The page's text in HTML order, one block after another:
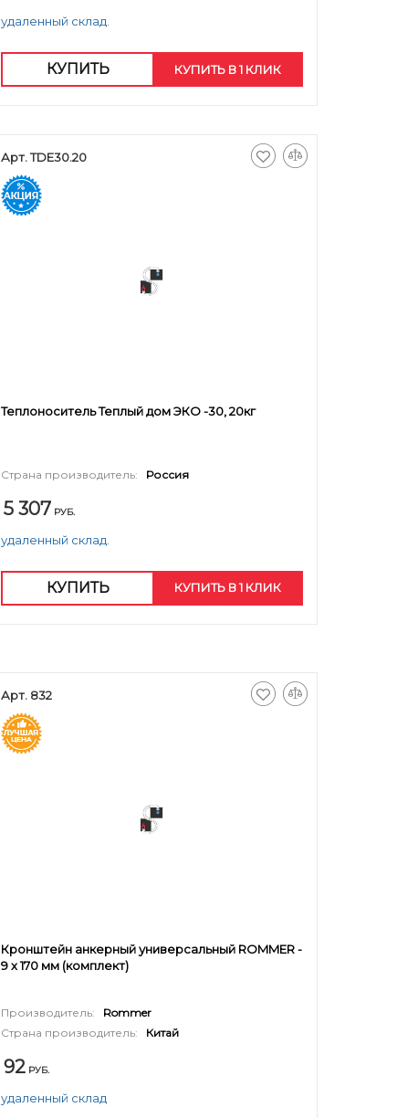
удаленный склад.
КУПИТЬ КУПИТЬ В 1 КЛИК
Арт. TDE30.20
Теплоноситель Теплый дом ЭКО -30, 20кг
Страна производитель: Россия
5 307 РУБ.
удаленный склад.
КУПИТЬ КУПИТЬ В 1 КЛИК
Арт. 832
Кронштейн анкерный универсальный ROMMER -
9 x 170 мм (комплект)
Производитель:
Rommer
Страна производитель:
Китай
92 РУБ.
удаленный склад